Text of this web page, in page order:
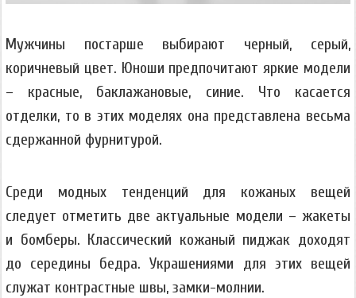
Мужчины постарше выбирают черный, серый,
коричневый цвет. Юноши предпочитают яркие модели
– красные, баклажановые, синие. Что касается
отделки, то в этих моделях она представлена весьма
сдержанной фурнитурой.
Среди модных тенденций для кожаных вещей
следует отметить две актуальные модели – жакеты
и бомберы. Классический кожаный пиджак доходят
до середины бедра. Украшениями для этих вещей
служат контрастные швы, замки-молнии.